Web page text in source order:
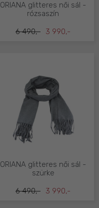
6 490,-
3 990,-
ORIANA glitteres női sál -
rózsaszín
6 490,-
3 990,-
ORIANA glitteres női sál -
szürke